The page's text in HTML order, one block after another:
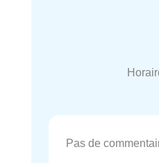
Pas de